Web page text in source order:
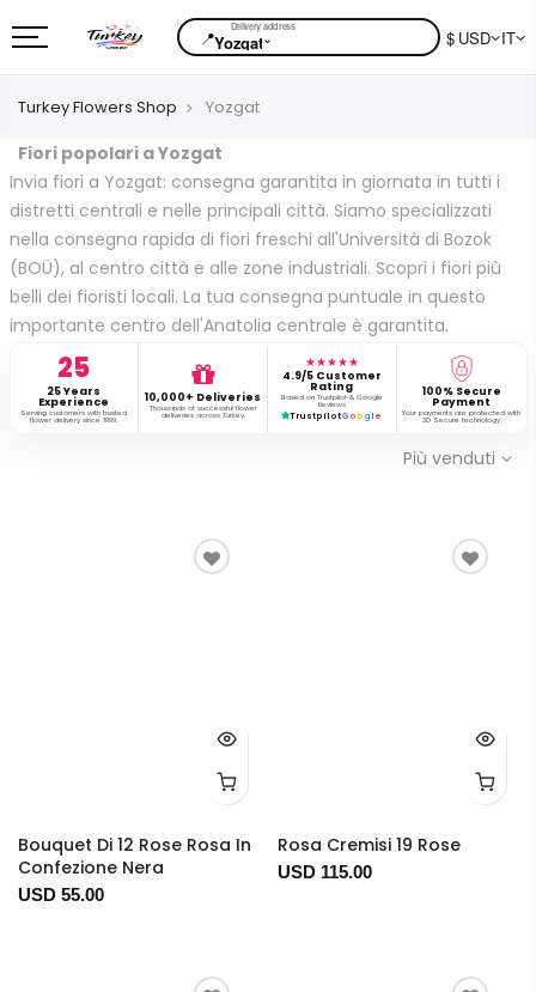
📍Yozgat⌄ $ USD IT
Turkey Flowers Shop Yozgat
Fiori popolari a Yozgat
Invia fiori a Yozgat: consegna garantita in giornata in tutti i
distretti centrali e nelle principali città. Siamo specializzati
nella consegna rapida di fiori freschi all'Università di Bozok
(BOÜ), al centro città e alle zone industriali. Scopri i fiori più
belli dei fioristi locali. La tua consegna puntuale in questo
importante centro dell'Anatolia centrale è garantita.
25
25 Years
Experience
Serving customers with trusted
flower delivery since 1999.
10,000+ Deliveries
Thousands of successful flower
deliveries across Turkey.
★★★★★
4.9/5 Customer
Rating
Based on Trustpilot & Google
Reviews
TrustpilotG o o g l e
100% Secure
Payment
Your payments are protected with
3D Secure technology.
Più venduti
Bouquet Di 12 Rose Rosa In
Confezione Nera
USD 55.00
Rosa Cremisi 19 Rose
USD 115.00